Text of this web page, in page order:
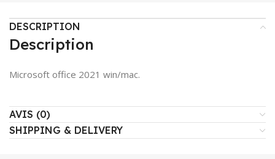
DESCRIPTION
Description
Microsoft office 2021 win/mac.
AVIS (0)
SHIPPING & DELIVERY